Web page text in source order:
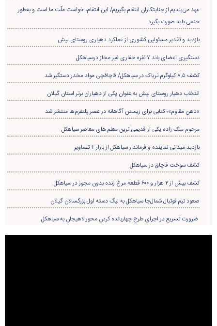
عهد می‌بندیم از جنایتکاران انتقام بگیریم/ این انتقام، خواست ملّت ما است و به‌طور
حتمی باید صورت بگیرد
بازدید و تقدیر مسئولین کشوری از عملکرد دهیاری روستای لیش
دستگیری اعضای باند ۷ نفره حفاری غير مجاز درسیاهکل
کشف ۸.۵ کیلوگرم تریاک در سیاهکل/ قاچاقچی مواد مخدر دستگیر شد
انتخاب دهیار روستای لیش به عنوان یکی از دهیاران برتر استان گیلان
«ذهن مقاوم»؛ کتابی برای زیستن آگاهانه در عصر پلتفرم‌ها منتشر شد
مرحوم ملک زاده یکی از قدیمی ترین معلم های معاصر سیاهکل
بازدید میدانی نماینده و فرماندار سیاهکل از بازار + تصاویر
کشف سوخت قاچاق در سياهکل
کشف بیش از ۲ هزار و ۶۰۰ قطعه مرغ زنده بدون مجوز در سیاهکل
صعود تیم فوتبال شمال‌جا‌ سیاهکل به لیگ دسته اول بزرگسالان گیلان
ضرورت تسریع در اجرای طرح چهاربانده کردن محور لاهیجان به سیاهکل